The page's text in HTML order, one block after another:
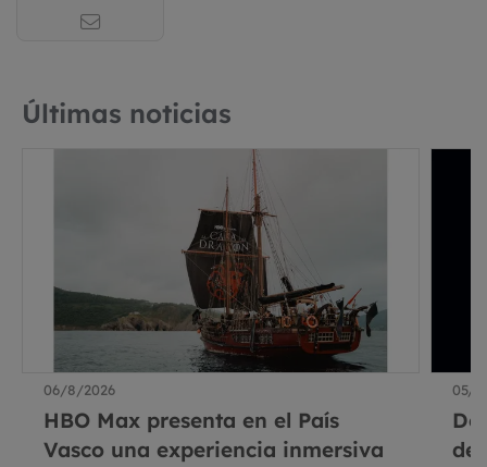
Últimas noticias
06/8/2026
HBO Max presenta en el País
Vasco una experiencia inmersiva
05/